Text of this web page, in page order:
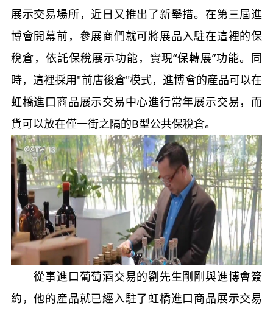
展示交易場所，近日又推出了新舉措。在第三屆進
博會開幕前，參展商們就可將展品入駐在這裡的保
稅倉，依託保稅展示功能，實現“保轉展”功能。同
時，這裡採用"前店後倉"模式，進博會的産品可以在
虹橋進口商品展示交易中心進行常年展示交易，而
貨可以放在僅一街之隔的B型公共保稅倉。
從事進口葡萄酒交易的劉先生剛剛與進博會簽
約，他的産品就已經入駐了虹橋進口商品展示交易